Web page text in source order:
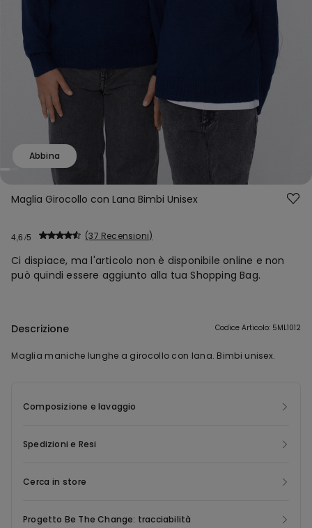
Abbina
Maglia Girocollo con Lana Bimbi Unisex
4,6 37 Recensioni
Ci dispiace, ma l'articolo non è disponibile online e non
può quindi essere aggiunto alla tua Shopping Bag.
Descrizione Codice Articolo: 5ML1012
Maglia maniche lunghe a girocollo con lana. Bimbi unisex.
Composizione e lavaggio
Spedizioni e Resi
Cerca in store
Progetto Be The Change: tracciabilità